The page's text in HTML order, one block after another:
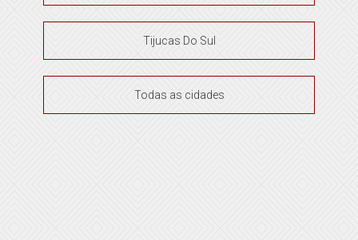
Tijucas Do Sul
Todas as cidades